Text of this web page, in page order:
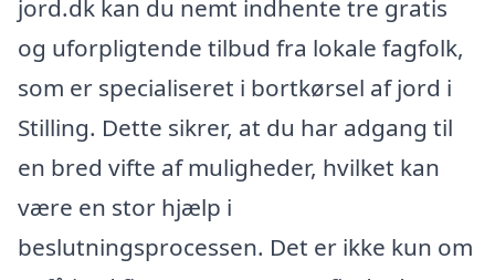
jord.dk kan du nemt indhente tre gratis
og uforpligtende tilbud fra lokale fagfolk,
som er specialiseret i bortkørsel af jord i
Stilling. Dette sikrer, at du har adgang til
en bred vifte af muligheder, hvilket kan
være en stor hjælp i
beslutningsprocessen. Det er ikke kun om